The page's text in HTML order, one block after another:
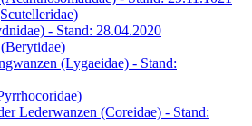
- Stand: 28.04.2020
(Lygaeidae) - Stand:
Lederwanzen (Coreidae) - Stand: